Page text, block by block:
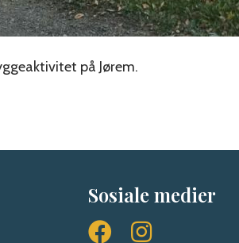
på Jørem.
Sosiale medier